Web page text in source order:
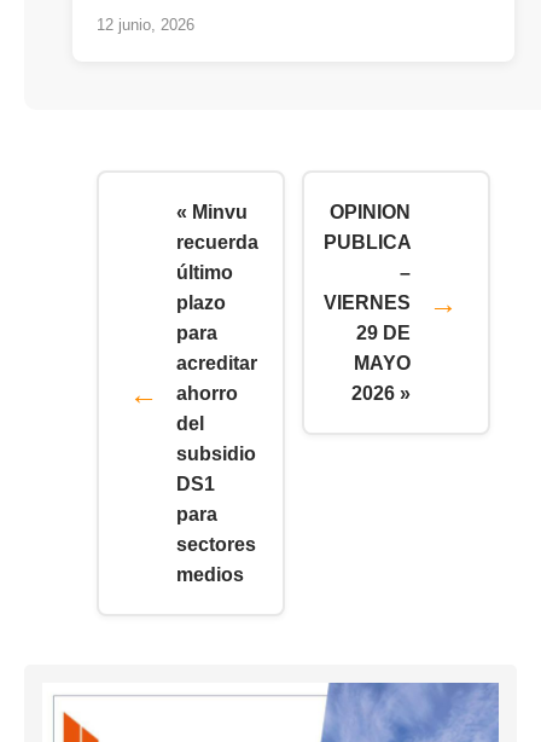
12 junio, 2026
« Minvu
recuerda
último
plazo
para
acreditar
ahorro
del
subsidio
DS1
para
sectores
medios
OPINION
PUBLICA
–
VIERNES
29 DE
MAYO
2026 »